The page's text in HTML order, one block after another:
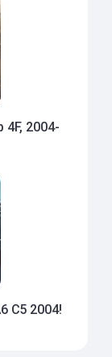
2004-
C5 2004!